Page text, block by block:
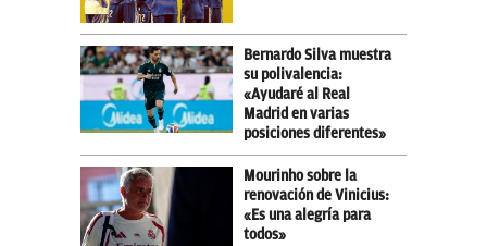
Bernardo Silva muestra
su polivalencia:
«Ayudaré al Real
Madrid en varias
posiciones diferentes»
Mourinho sobre la
renovación de Vinicius:
«Es una alegría para
todos»